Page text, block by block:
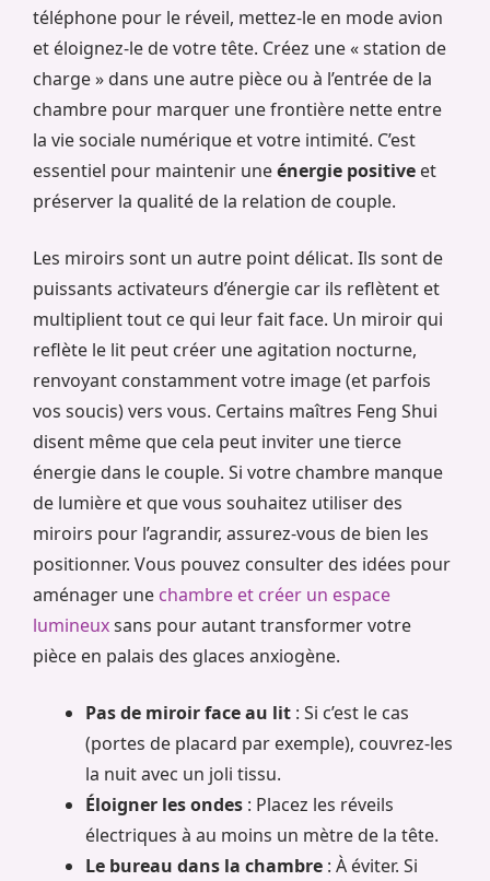
téléphone pour le réveil, mettez-le en mode avion
et éloignez-le de votre tête. Créez une « station de
charge » dans une autre pièce ou à l’entrée de la
chambre pour marquer une frontière nette entre
la vie sociale numérique et votre intimité. C’est
essentiel pour maintenir uneénergie positive et
préserver la qualité de la relation de couple.
Les miroirs sont un autre point délicat. Ils sont de
puissants activateurs d’énergie car ils reflètent et
multiplient tout ce qui leur fait face. Un miroir qui
reflète le lit peut créer une agitation nocturne,
renvoyant constamment votre image (et parfois
vos soucis) vers vous. Certains maîtres Feng Shui
disent même que cela peut inviter une tierce
énergie dans le couple. Si votre chambre manque
de lumière et que vous souhaitez utiliser des
miroirs pour l’agrandir, assurez-vous de bien les
positionner. Vous pouvez consulter des idées pour
aménager une chambre et créer un espace
lumineuxsans pour autant transformer votre
pièce en palais des glaces anxiogène.
Pas de miroir face au lit : Si c’est le cas
(portes de placard par exemple), couvrez-les
la nuit avec un joli tissu.
Éloigner les ondes : Placez les réveils
électriques à au moins un mètre de la tête.
Le bureau dans la chambre : À éviter. Si